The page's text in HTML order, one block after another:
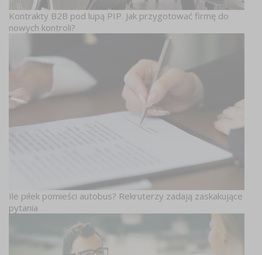
Kontrakty B2B pod lupą PIP. Jak przygotować firmę do
nowych kontroli?
Ile piłek pomieści autobus? Rekruterzy zadają zaskakujące
pytania